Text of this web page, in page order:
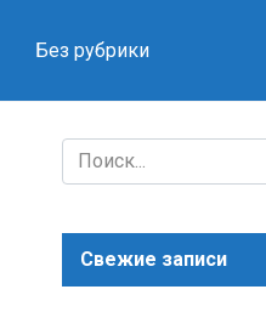
Без рубрики
Search
for:
Свежие записи